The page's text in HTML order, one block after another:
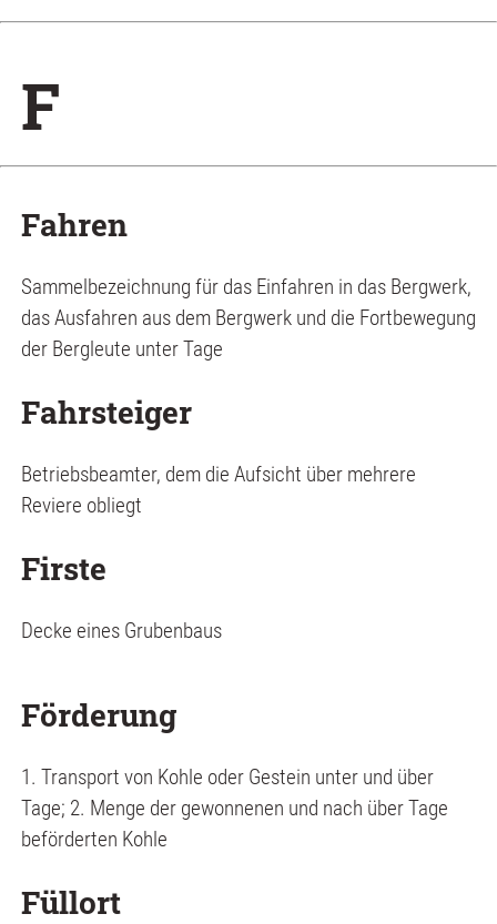
F
Fahren
Sammelbezeichnung für das Einfahren in das Bergwerk,
das Ausfahren aus dem Bergwerk und die Fortbewegung
der Bergleute unter Tage
Fahrsteiger
Betriebsbeamter, dem die Aufsicht über mehrere
Reviere obliegt
Firste
Decke eines Grubenbaus
Förderung
1. Transport von Kohle oder Gestein unter und über
Tage; 2. Menge der gewonnenen und nach über Tage
beförderten Kohle
Füllort